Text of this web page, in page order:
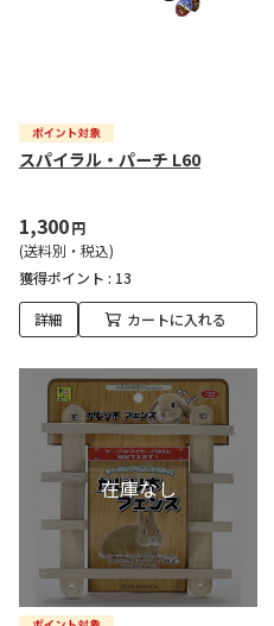
スパイラル・パーチ L60
1,300円
(送料別・税込)
獲得ポイント : 13
詳細 カートに入れる